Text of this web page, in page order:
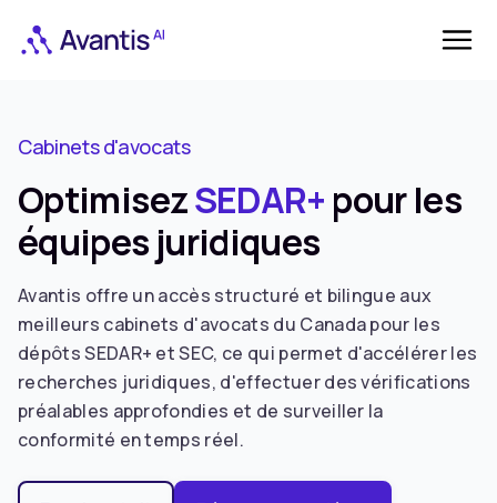
Cabinets d'avocats
OptimisezSEDAR+ pour les
équipes juridiques
Avantis offre un accès structuré et bilingue aux
meilleurs cabinets d'avocats du Canada pour les
dépôts SEDAR+ et SEC, ce qui permet d'accélérer les
recherches juridiques, d'effectuer des vérifications
préalables approfondies et de surveiller la
conformité en temps réel.